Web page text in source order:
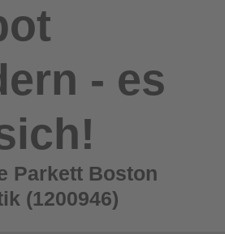
- es
Parkett Boston
(1200946)